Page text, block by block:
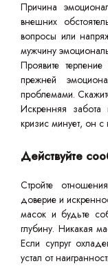
Причина
внешних
вопросы или
мужчину
Проявите
прежней
проблемами.
Искренняя забота
кризис минует, он
Действуйте
Стройте
доверие и
масок и будьте
глубину. Никакая
Если супруг
устал от